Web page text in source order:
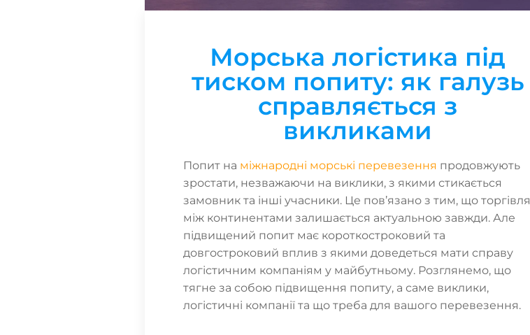
Морська логістика під
тиском попиту: як галузь
справляється з
викликами
Попит на міжнародні морські перевезення продовжують
зростати, незважаючи на виклики, з якими стикається
замовник та інші учасники. Це пов’язано з тим, що торгівля
між континентами залишається актуальною завжди. Але
підвищений попит має короткостроковий та
довгостроковий вплив з якими доведеться мати справу
логістичним компаніям у майбутньому. Розглянемо, що
тягне за собою підвищення попиту, а саме виклики,
логістичні компанії та що треба для вашого перевезення.